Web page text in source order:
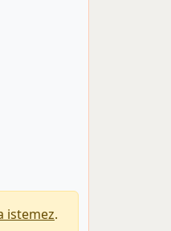
istemez.